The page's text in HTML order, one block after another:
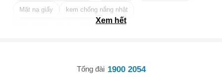
Mặt nạ giấy kem chống nắng nhật
Tẩy tế bào chết da mặt tốt nhất
Xem hết
Tổng đài 1900 2054